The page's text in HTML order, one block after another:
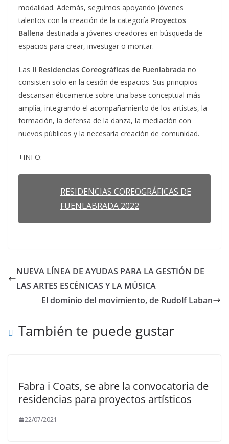
modalidad. Además, seguimos apoyando jóvenes
talentos con la creación de la categoría Proyectos
Ballena destinada a jóvenes creadores en búsqueda de
espacios para crear, investigar o montar.
Las II Residencias Coreográficas de Fuenlabrada no
consisten solo en la cesión de espacios. Sus principios
descansan éticamente sobre una base conceptual más
amplia, integrando el acompañamiento de los artistas, la
formación, la defensa de la danza, la mediación con
nuevos públicos y la necesaria creación de comunidad.
+INFO:
RESIDENCIAS COREOGRÁFICAS DE
FUENLABRADA 2022
NUEVA LÍNEA DE AYUDAS PARA LA GESTIÓN DE
LAS ARTES ESCÉNICAS Y LA MÚSICA
El dominio del movimiento, de Rudolf Laban
También te puede gustar
Fabra i Coats, se abre la convocatoria de
residencias para proyectos artísticos
22/07/2021